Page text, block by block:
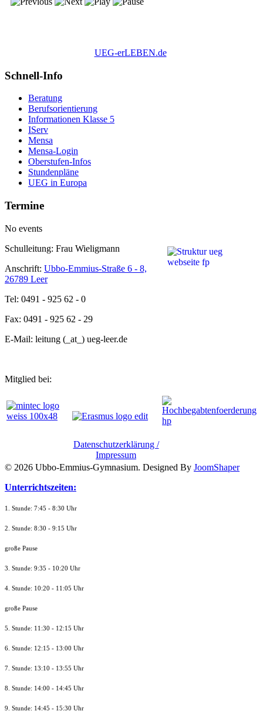
UEG-erLEBEN.de
Schnell-Info
Beratung
Berufsorientierung
Informationen Klasse 5
IServ
Mensa
Mensa-Login
Oberstufen-Infos
Stundenpläne
UEG in Europa
Termine
No events
Schulleitung: Frau Wieligmann
Anschrift: Ubbo-Emmius-Straße 6 - 8,
26789 Leer
Tel: 0491 - 925 62 - 0
Fax: 0491 - 925 62 - 29
E-Mail: leitung (_at_) ueg-leer.de
Mitglied bei:
Datenschutzerklärung /
Impressum
© 2026 Ubbo-Emmius-Gymnasium. Designed By JoomShaper
Unterrichtszeiten:
1. Stunde: 7:45 - 8:30 Uhr
2. Stunde: 8:30 - 9:15 Uhr
große Pause
3. Stunde: 9:35 - 10:20 Uhr
4. Stunde: 10:20 - 11:05 Uhr
große Pause
5. Stunde: 11:30 - 12:15 Uhr
6. Stunde: 12:15 - 13:00 Uhr
7. Stunde: 13:10 - 13:55 Uhr
8. Stunde: 14:00 - 14:45 Uhr
9. Stunde: 14:45 - 15:30 Uhr